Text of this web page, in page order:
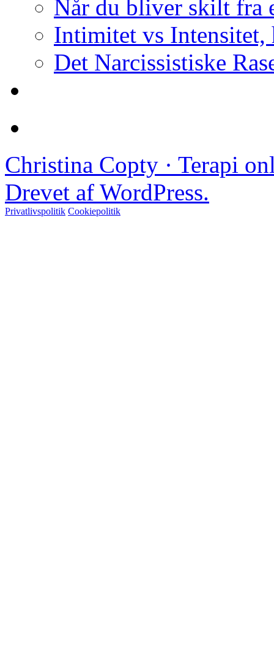
Når du bliver skilt fra
Intimitet vs Intensitet,
Det Narcissistiske
Christina Copty · Terapi
Drevet af WordPress.
Privatlivspolitik Cookiepolitik